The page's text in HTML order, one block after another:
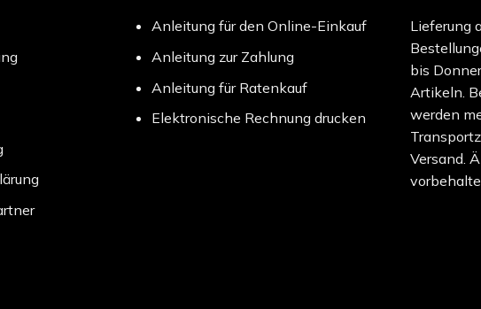
Anleitung für den Online-Einkauf
Anleitung zur Zahlung
Anleitung für Ratenkauf
Elektronische Rechnung drucken
Lieferung
bis
Artikeln.
werden
Versand.